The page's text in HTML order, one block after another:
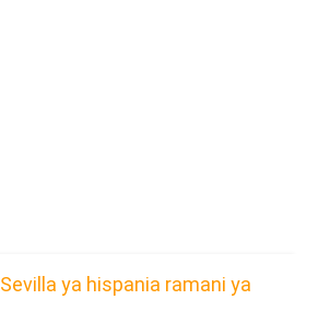
Sevilla ya hispania ramani ya